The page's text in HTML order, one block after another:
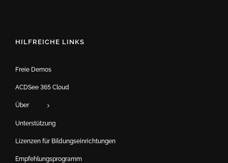
HILFREICHE LINKS
Freie Demos
ACDSee 365 Cloud
Über
Unterstützung
Lizenzen für Bildungseinrichtungen
Empfehlungsprogramm